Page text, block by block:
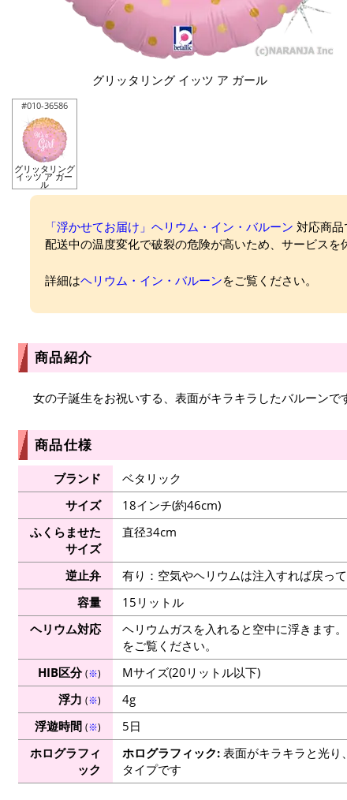
グリッタリング イッツ ア ガール
#010-36586
グリッタリング
イッツ ア ガー
ル
「浮かせてお届け」ヘリウム・イン・バルーン 対応商品
配送中の温度変化で破裂の危険が高いため、サービスを
詳細はヘリウム・イン・バルーンをご覧ください。
商品紹介
女の子誕生をお祝いする、表面がキラキラしたバルーンで
商品仕様
ブランド
ベタリック
サイズ
18インチ(約46cm)
ふくらませた
サイズ
直径34cm
逆止弁
有り：空気やヘリウムは注入すれば戻っ
容量
15リットル
ヘリウム対応
ヘリウムガスを入れると空中に浮きます
をご覧ください。
HIB区分(※)
Mサイズ(20リットル以下)
浮力 (※)
4g
浮遊時間 (※)
5日
ホログラフィ
ック
ホログラフィック:表面がキラキラと光り
タイプです